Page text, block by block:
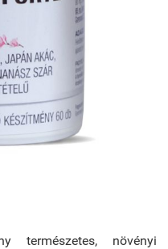
természetes, növényi